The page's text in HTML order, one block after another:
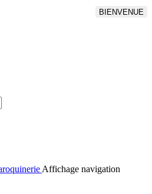
BIENVENUE
Affichage navigation